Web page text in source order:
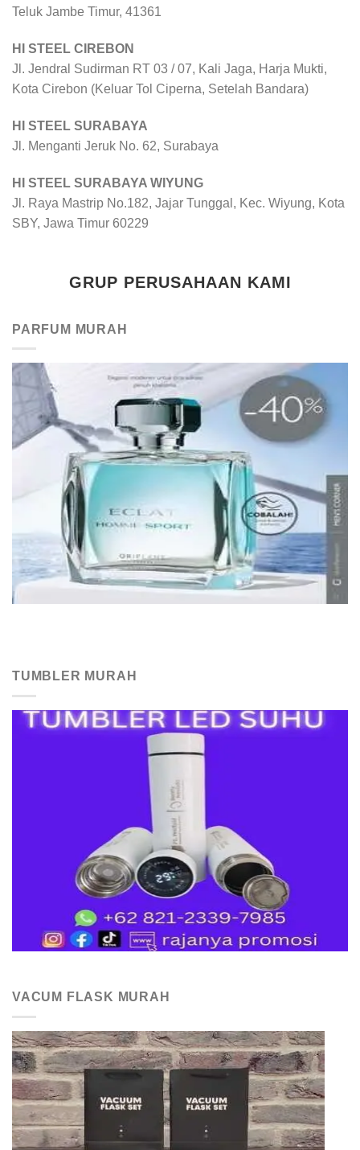
Teluk Jambe Timur, 41361
HI STEEL CIREBON
Jl. Jendral Sudirman RT 03 / 07, Kali Jaga, Harja Mukti,
Kota Cirebon (Keluar Tol Ciperna, Setelah Bandara)
HI STEEL SURABAYA
Jl. Menganti Jeruk No. 62, Surabaya
HI STEEL SURABAYA WIYUNG
Jl. Raya Mastrip No.182, Jajar Tunggal, Kec. Wiyung, Kota
SBY, Jawa Timur 60229
GRUP PERUSAHAAN KAMI
PARFUM MURAH
TUMBLER MURAH
VACUM FLASK MURAH